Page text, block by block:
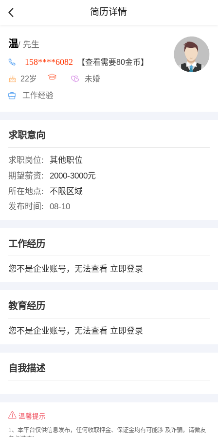
简历详情
温/ 先生
158****6082 【查看需要80金币】
22岁 未婚
工作经验
求职意向
求职岗位:
其他职位
期望薪资:
2000-3000元
所在地点:
不限区域
发布时间:
08-10
工作经历
您不是企业账号，无法查看 立即登录
教育经历
您不是企业账号，无法查看 立即登录
自我描述
温馨提示
1、本平台仅供信息发布，任何收取押金、保证金均有可能涉 及诈骗，请微友